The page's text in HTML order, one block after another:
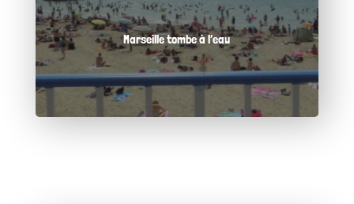
Marseille tombe à l’eau